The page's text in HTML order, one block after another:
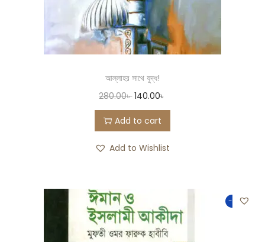
আল্লাহর সাথে যুদ্ধ!
280.00৳ 140.00৳
Add to cart
Add to Wishlist
-50%